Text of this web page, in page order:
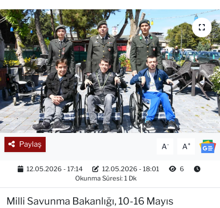
Paylaş A- A+
12.05.2026 - 17:14 12.05.2026 - 18:01
6
Okunma Süresi: 1 Dk
Milli Savunma Bakanlığı, 10-16 Mayıs